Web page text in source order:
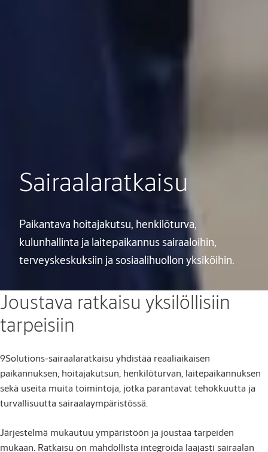
Sairaalaratkaisu
Paikantava hoitajakutsu, henkilöturva,
kulunhallinta ja laitepaikannus sairaaloihin,
terveyskeskuksiin ja sosiaalihuollon yksiköihin.
Joustava ratkaisu yksilöllisiin
tarpeisiin
9Solutions-sairaalaratkaisu yhdistää reaaliaikaisen
paikannuksen, hoitajakutsun, henkilöturvan, laitepaikannuksen
sekä useita muita toimintoja, jotka parantavat tehokkuutta ja
turvallisuutta sairaalaympäristössä.
Järjestelmä mukautuu ympäristöön ja joustaa tarpeiden
mukaan. Ratkaisu on mahdollista integroida laajasti sairaalan